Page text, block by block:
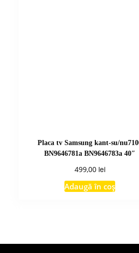
Placa tv Samsung kant-su/
BN9646781a BN9646783a 40″
499,00 lei
Adaugă în coș